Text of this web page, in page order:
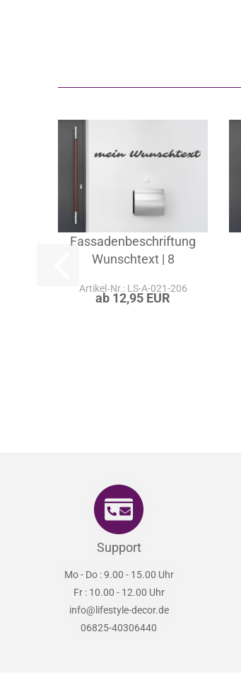
Fassadenbeschriftung
Wunschtext | 8
Artikel‑Nr.: LS-A-021-206
ab 12,95 EUR
Support
Mo - Do : 9.00 - 15.00 Uhr
Fr : 10.00 - 12.00 Uhr
info@lifestyle-decor.de
06825-40306440